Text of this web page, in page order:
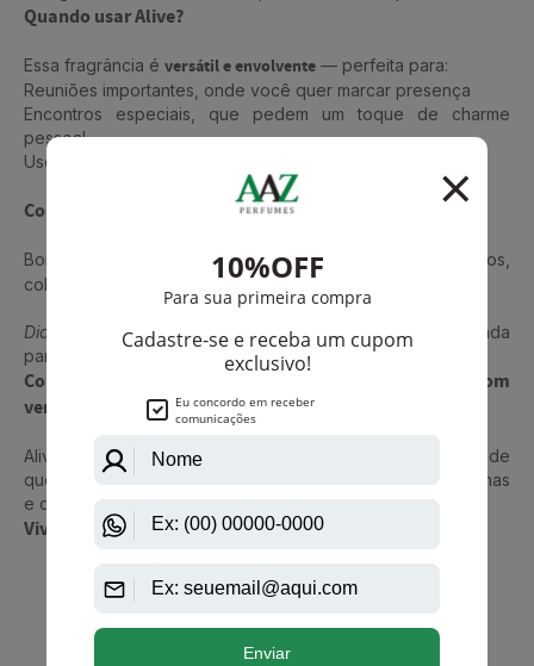
Quando usar Alive?
Essa fragrância é versátil e envolvente — perfeita para:
Reuniões importantes, onde você quer marcar presença
Encontros especiais, que pedem um toque de charme
pessoal
Uso diário, como sua assinatura olfativa de sucesso
Como aplicar para melhor performance:
Borrife o Alive nas zonas de calor do corpo
(pescoço, punhos,
colo) para prolongar sua presença.
Dica bônus:
Aplique em camadas sobre uma pele hidratada
para ainda mais fixação.
Conclusão: Um perfume que inspira você a viver com
verdade
Alive é o tipo de fragrância que te lembra, todos os dias, de
que você está no controle da sua energia, das suas escolhas
e da sua história.
Viva. Sinta. Inspire. Seja Alive.
Que viu, viu também